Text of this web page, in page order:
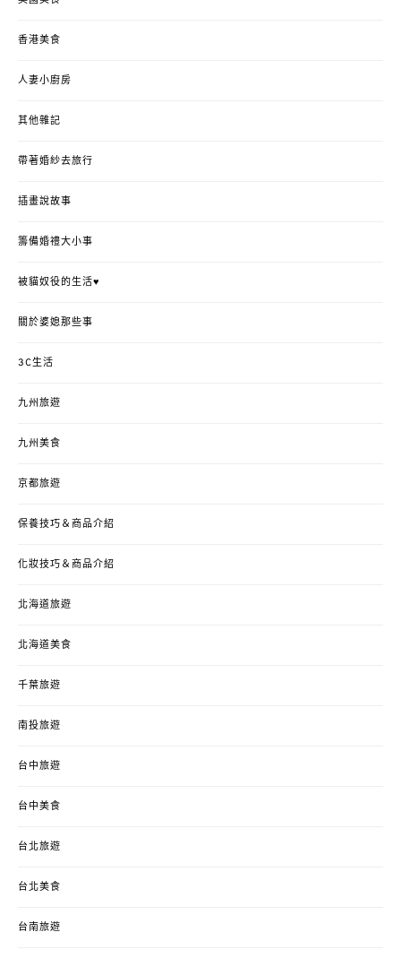
香港美食
人妻小廚房
其他雜記
帶著婚紗去旅行
插畫說故事
籌備婚禮大小事
被貓奴役的生活♥
關於婆媳那些事
3C生活
九州旅遊
九州美食
京都旅遊
保養技巧＆商品介紹
化妝技巧＆商品介紹
北海道旅遊
北海道美食
千葉旅遊
南投旅遊
台中旅遊
台中美食
台北旅遊
台北美食
台南旅遊